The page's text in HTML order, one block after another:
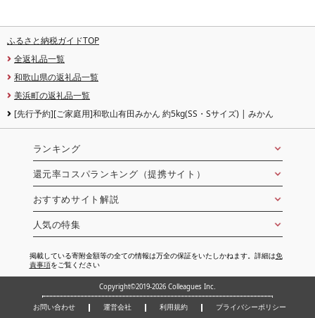
ふるさと納税ガイドTOP
全返礼品一覧
和歌山県の返礼品一覧
美浜町の返礼品一覧
[先行予約][ご家庭用]和歌山有田みかん 約5kg(SS・Sサイズ) | みかん
ランキング
還元率コスパランキング（提携サイト）
おすすめサイト解説
人気の特集
掲載している寄附金額等の全ての情報は万全の保証をいたしかねます。詳細は免
責事項をご覧ください
Copyright©2019-2026 Colleagues Inc.
お問い合わせ 運営会社 利用規約 プライバシーポリシー